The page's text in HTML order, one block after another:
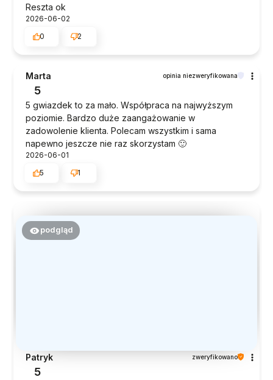
Reszta ok
2026-06-02
0
2
Marta opinia niezweryfikowana
5
5 gwiazdek to za mało. Współpraca na najwyższym
poziomie. Bardzo duże zaangażowanie w
zadowolenie klienta. Polecam wszystkim i sama
napewno jeszcze nie raz skorzystam 🙂
2026-06-01
5
1
podgląd
Patryk zweryfikowano
5